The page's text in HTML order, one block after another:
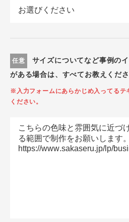
任意
サイズについてなど事例の
がある場合は、すべてお教えくださ
※入力フォームにあらかじめ入ってるテ
ください。